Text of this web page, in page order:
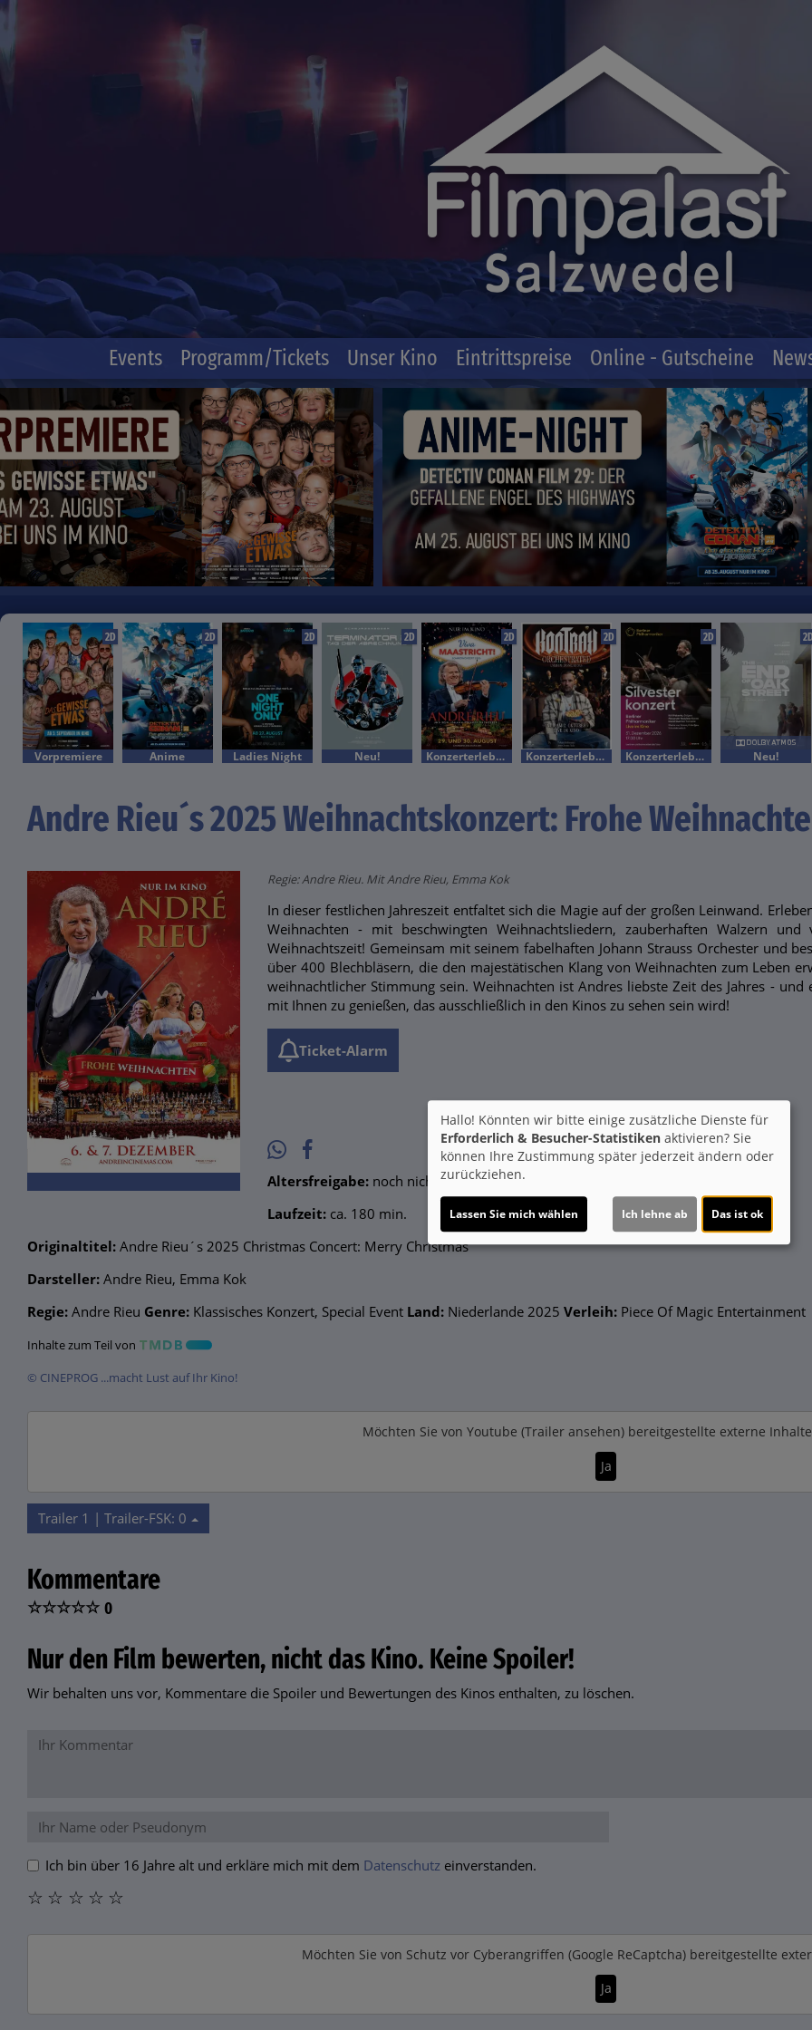
Events Programm/Tickets Unser Kino Eintrittspreise Online - Gutscheine
2D
Vorpremiere
2D
Anime
2D
Ladies Night
2D
Neu!
2D
Konzerterlebnis
2D
Konzerterlebnis
2D
Konzerterlebnis
2D
Neu!
Andre Rieu´s 2025 Weihnachtskonzert: Frohe
Regie: Andre Rieu. Mit Andre Rieu, Emma Kok
In dieser festlichen Jahreszeit entfaltet sich die Magie auf der großen Leinwand.
Weihnachten - mit beschwingten Weihnachtsliedern, zauberhaften Walzern
Weihnachtszeit! Gemeinsam mit seinem fabelhaften Johann Strauss Orchester und
über 400 Blechbläsern, die den majestätischen Klang von Weihnachten zum Leben
weihnachtlicher Stimmung sein. Weihnachten ist Andres liebste Zeit des Jahres -
mit Ihnen zu genießen, das ausschließlich in den Kinos zu sehen sein wird!
Ticket-Alarm
Altersfreigabe: noch nicht bekannt
Laufzeit: ca. 180 min.
Originaltitel: Andre Rieu´s 2025 Christmas Concert: Merry Christmas
Darsteller: Andre Rieu, Emma Kok
Regie: Andre Rieu Genre: Klassisches Konzert, Special Event Land: Niederlande 2025 Verleih: Piece Of Magic Entertainment
Inhalte zum Teil von
© CINEPROG ...macht Lust auf Ihr Kino!
Möchten Sie von Youtube (Trailer ansehen) bereitgestellte externe
Ja
Trailer 1 | Trailer-FSK: 0
Kommentare
☆☆☆☆☆ 0
Nur den Film bewerten, nicht das Kino. Keine Spoiler!
Wir behalten uns vor, Kommentare die Spoiler und Bewertungen des Kinos enthalten, zu löschen.
Ich bin über 16 Jahre alt und erkläre mich mit dem Datenschutz einverstanden.
☆
☆
☆
☆
☆
Möchten Sie von Schutz vor Cyberangriffen (Google ReCaptcha)bereitgestellte
Ja
Hallo! Könnten wir bitte einige zusätzliche Dienste für
Erforderlich & Besucher-Statistiken aktivieren? Sie
können Ihre Zustimmung später jederzeit ändern oder
zurückziehen.
Lassen Sie mich wählen Ich lehne ab Das ist ok